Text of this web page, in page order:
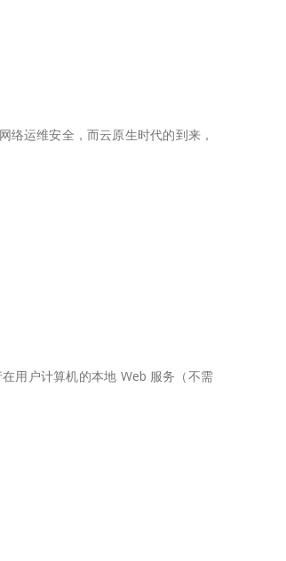
运维安全，而云原生时代的到来，
用户计算机的本地 Web 服务（不需